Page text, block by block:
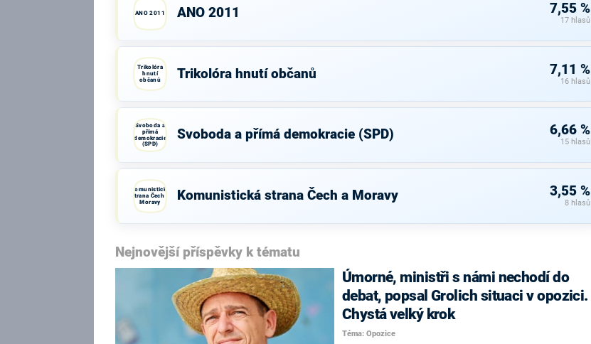
ANO 2011 ANO 2011 7,55 %
17 hlasů
Trikolóra
hnutí
občanů
Trikolóra hnutí občanů 7,11 %
16 hlasů
Svoboda a
přímá
demokracie
(SPD)
Svoboda a přímá demokracie (SPD) 6,66 %
15 hlasů
Komunistická
strana Čech a
Moravy
Komunistická strana Čech a Moravy 3,55 %
8 hlasů
Nejnovější příspěvky k tématu
Úmorné, ministři s námi nechodí do
debat, popsal Grolich situaci v opozici.
Chystá velký krok
Téma: Opozice